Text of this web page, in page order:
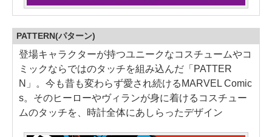
PATTERN(パターン)
登場キャラクターが持つユニークなコスチュームやコ
ミックならではのタッチを組み込んだ「PATTER
N」。今も昔も変わらず愛され続けるMARVEL Comic
s。そのヒーローやヴィランが身に着けるコスチュー
ムのタッチを、時計全体にあしらったデザイン